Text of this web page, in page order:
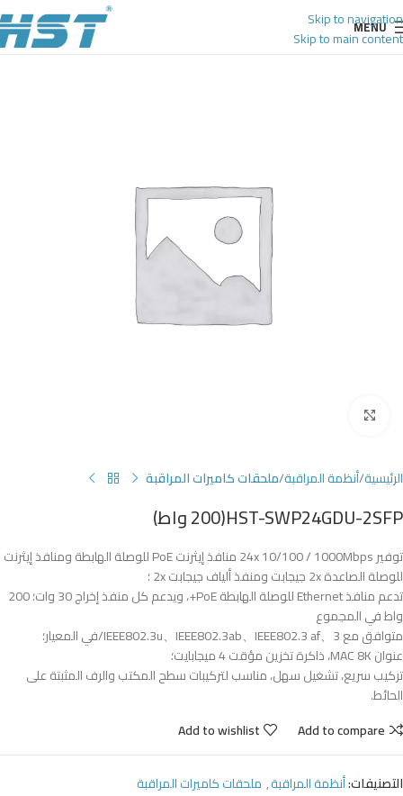
Skip to navigation
Skip to main content
MENU
الرئيسية أنظمة المراقبة ملحقات كاميرات المراقبة
HST-SWP24GDU-2SFP(200 واط)
توفير 24x 10/100 / 1000Mbps منافذ إيثرنت PoE للوصلة الهابطة ومنافذ إيثرنت
للوصلة الصاعدة 2x جيجابت ومنفذ ألياف جيجابت 2x ؛
تدعم منافذ Ethernet للوصلة الهابطة PoE+، ويدعم كل منفذ إخراج 30 وات؛ 200
واط في المجموع
متوافق مع 3、IEEE802.3u、IEEE802.3ab、IEEE802.3 af/في المعيار؛
عنوان MAC 8K، ذاكرة تخزين مؤقت 4 ميجابايت؛
تركيب سريع، تشغيل سهل، مناسب لتركيبات سطح المكتب والرف المثبتة على
الحائط.
Add to compare
Add to wishlist
التصنيفات:أنظمة المراقبة, ملحقات كاميرات المراقبة